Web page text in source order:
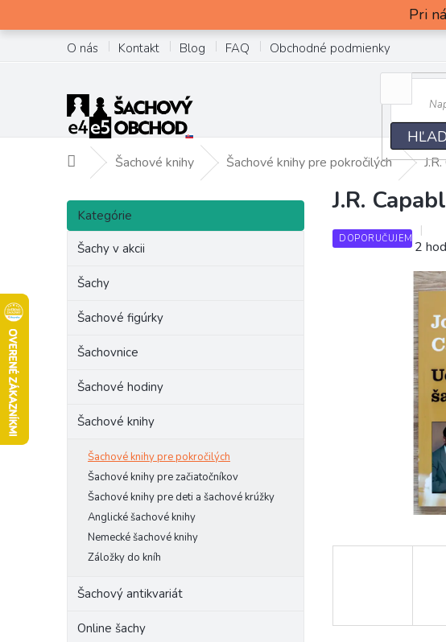
na
Pri
O nás Kontakt Blog FAQ Obchodné podmienky
DomovŠachové knihy Šachové knihy pre pokročilých
B
č
Preskočiť
kategórie
Kategórie
Šachy v akcii
Šachy
Šachové figúrky
Šachovnice
Šachové hodiny
Šachové knihy
Šachové knihy pre pokročilých
Šachové knihy pre začiatočníkov
Šachové knihy pre deti a šachové krúžky
Anglické šachové knihy
Nemecké šachové knihy
Záložky do kníh
Šachový antikvariát
Online šachy
J.R.
DOPORUČUJEME
je
5,0
z
5
2